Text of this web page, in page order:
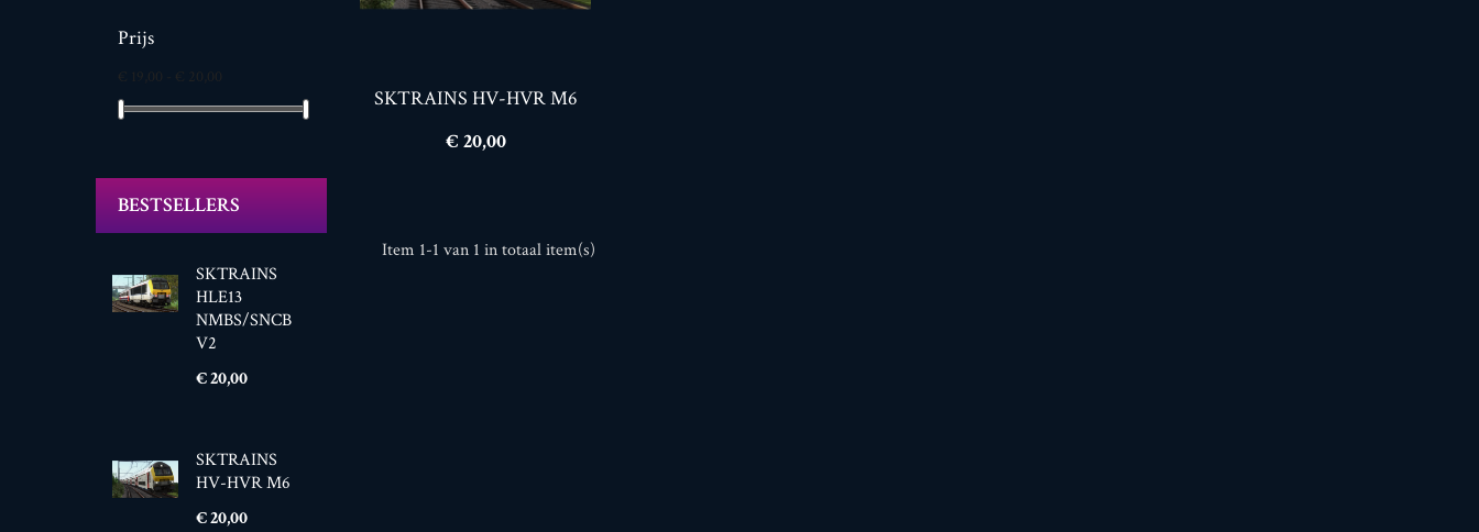
Prijs
€ 19,00 - € 20,00
BESTSELLERS
SKTRAINS
HLE13
NMBS/SNCB
V2
Prijs
€ 20,00
SKTRAINS
HV-HVR M6
Prijs
€ 20,00
SKTRAINS HV-HVR M6
Prijs
€ 20,00
Item 1-1 van 1 in totaal item(s)